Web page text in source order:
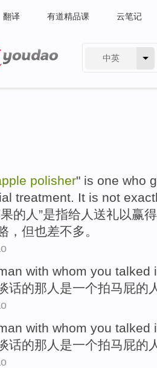
翻译 有道精品课 云笔记
中英
polisher" is one who
treatment. It is not
的 人 ”是指给 人送礼以赢得
， 但也差不多。
with whom you talked
话的那 人 是一个拍马屁的
with whom you talked
话的那 人 是一个拍马屁的